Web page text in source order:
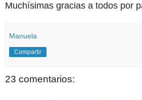
Muchísimas gracias a todos por
Manuela
Compartir
23 comentarios: